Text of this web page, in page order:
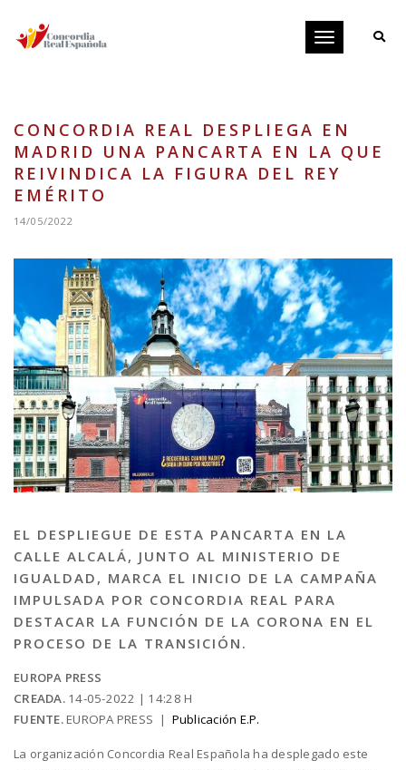
Toggle
CONCORDIA REAL DESPLIEGA EN
MADRID UNA PANCARTA EN LA QUE
REIVINDICA LA FIGURA DEL REY
EMÉRITO
14/05/2022
EL DESPLIEGUE DE ESTA PANCARTA EN LA
CALLE ALCALÁ, JUNTO AL MINISTERIO DE
IGUALDAD, MARCA EL INICIO DE LA CAMPAÑA
IMPULSADA POR CONCORDIA REAL PARA
DESTACAR LA FUNCIÓN DE LA CORONA EN EL
PROCESO DE LA TRANSICIÓN.
EUROPA PRESS
CREADA.14-05-2022 | 14:28 H
FUENTE.EUROPA PRESS | Publicación E.P.
La organización Concordia Real Española ha desplegado este